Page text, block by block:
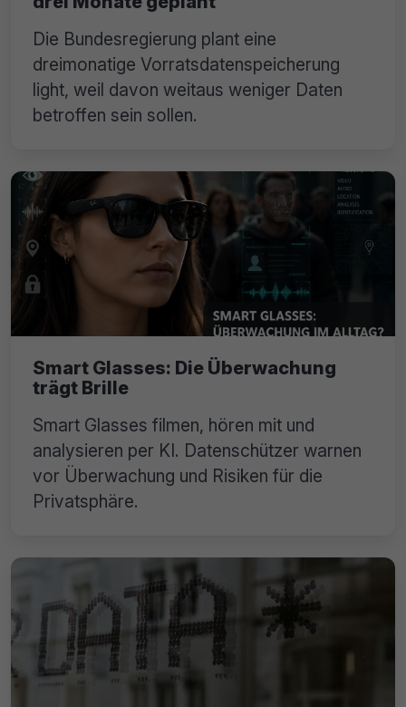
Die Bundesregierung plant eine
dreimonatige Vorratsdatenspeicherung
light, weil davon weitaus weniger Daten
betroffen sein sollen.
Smart Glasses: Die Überwachung
trägt Brille
Smart Glasses filmen, hören mit und
analysieren per KI. Datenschützer warnen
vor Überwachung und Risiken für die
Privatsphäre.